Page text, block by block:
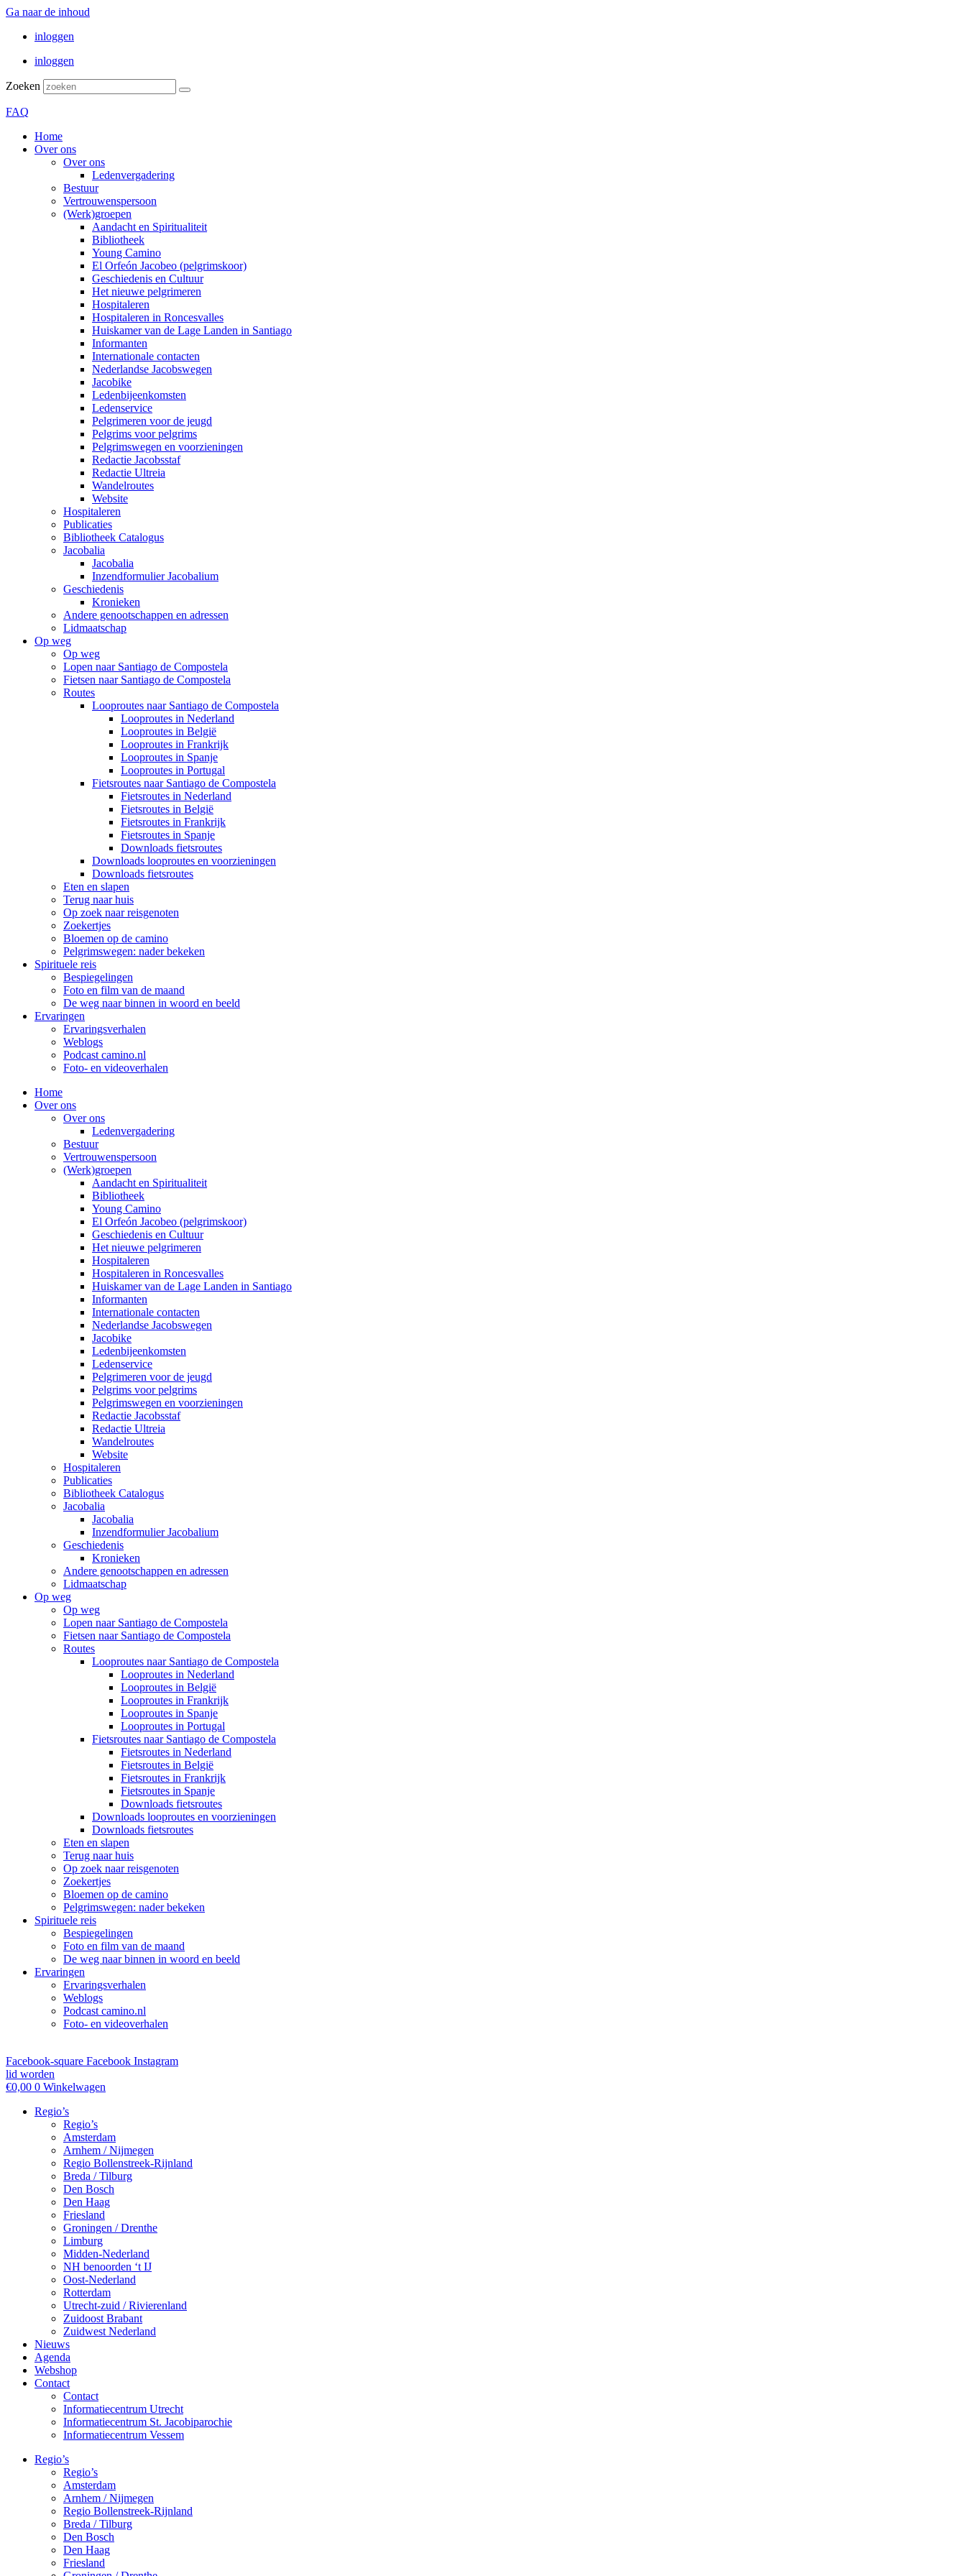
Ga naar de inhoud
inloggen
inloggen
Zoeken
FAQ
Home
Over ons
Over ons
Ledenvergadering
Bestuur
Vertrouwenspersoon
(Werk)groepen
Aandacht en Spiritualiteit
Bibliotheek
Young Camino
El Orfeón Jacobeo (pelgrimskoor)
Geschiedenis en Cultuur
Het nieuwe pelgrimeren
Hospitaleren
Hospitaleren in Roncesvalles
Huiskamer van de Lage Landen in Santiago
Informanten
Internationale contacten
Nederlandse Jacobswegen
Jacobike
Ledenbijeenkomsten
Ledenservice
Pelgrimeren voor de jeugd
Pelgrims voor pelgrims
Pelgrimswegen en voorzieningen
Redactie Jacobsstaf
Redactie Ultreia
Wandelroutes
Website
Hospitaleren
Publicaties
Bibliotheek Catalogus
Jacobalia
Jacobalia
Inzendformulier Jacobalium
Geschiedenis
Kronieken
Andere genootschappen en adressen
Lidmaatschap
Op weg
Op weg
Lopen naar Santiago de Compostela
Fietsen naar Santiago de Compostela
Routes
Looproutes naar Santiago de Compostela
Looproutes in Nederland
Looproutes in België
Looproutes in Frankrijk
Looproutes in Spanje
Looproutes in Portugal
Fietsroutes naar Santiago de Compostela
Fietsroutes in Nederland
Fietsroutes in België
Fietsroutes in Frankrijk
Fietsroutes in Spanje
Downloads fietsroutes
Downloads looproutes en voorzieningen
Downloads fietsroutes
Eten en slapen
Terug naar huis
Op zoek naar reisgenoten
Zoekertjes
Bloemen op de camino
Pelgrimswegen: nader bekeken
Spirituele reis
Bespiegelingen
Foto en film van de maand
De weg naar binnen in woord en beeld
Ervaringen
Ervaringsverhalen
Weblogs
Podcast camino.nl
Foto- en videoverhalen
Home
Over ons
Over ons
Ledenvergadering
Bestuur
Vertrouwenspersoon
(Werk)groepen
Aandacht en Spiritualiteit
Bibliotheek
Young Camino
El Orfeón Jacobeo (pelgrimskoor)
Geschiedenis en Cultuur
Het nieuwe pelgrimeren
Hospitaleren
Hospitaleren in Roncesvalles
Huiskamer van de Lage Landen in Santiago
Informanten
Internationale contacten
Nederlandse Jacobswegen
Jacobike
Ledenbijeenkomsten
Ledenservice
Pelgrimeren voor de jeugd
Pelgrims voor pelgrims
Pelgrimswegen en voorzieningen
Redactie Jacobsstaf
Redactie Ultreia
Wandelroutes
Website
Hospitaleren
Publicaties
Bibliotheek Catalogus
Jacobalia
Jacobalia
Inzendformulier Jacobalium
Geschiedenis
Kronieken
Andere genootschappen en adressen
Lidmaatschap
Op weg
Op weg
Lopen naar Santiago de Compostela
Fietsen naar Santiago de Compostela
Routes
Looproutes naar Santiago de Compostela
Looproutes in Nederland
Looproutes in België
Looproutes in Frankrijk
Looproutes in Spanje
Looproutes in Portugal
Fietsroutes naar Santiago de Compostela
Fietsroutes in Nederland
Fietsroutes in België
Fietsroutes in Frankrijk
Fietsroutes in Spanje
Downloads fietsroutes
Downloads looproutes en voorzieningen
Downloads fietsroutes
Eten en slapen
Terug naar huis
Op zoek naar reisgenoten
Zoekertjes
Bloemen op de camino
Pelgrimswegen: nader bekeken
Spirituele reis
Bespiegelingen
Foto en film van de maand
De weg naar binnen in woord en beeld
Ervaringen
Ervaringsverhalen
Weblogs
Podcast camino.nl
Foto- en videoverhalen
Facebook-square Facebook Instagram
lid worden
€0,00 0 Winkelwagen
Regio’s
Regio’s
Amsterdam
Arnhem / Nijmegen
Regio Bollenstreek-Rijnland
Breda / Tilburg
Den Bosch
Den Haag
Friesland
Groningen / Drenthe
Limburg
Midden-Nederland
NH benoorden ‘t IJ
Oost-Nederland
Rotterdam
Utrecht-zuid / Rivierenland
Zuidoost Brabant
Zuidwest Nederland
Nieuws
Agenda
Webshop
Contact
Contact
Informatiecentrum Utrecht
Informatiecentrum St. Jacobiparochie
Informatiecentrum Vessem
Regio’s
Regio’s
Amsterdam
Arnhem / Nijmegen
Regio Bollenstreek-Rijnland
Breda / Tilburg
Den Bosch
Den Haag
Friesland